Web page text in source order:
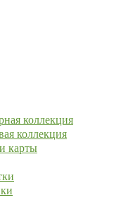
коллекция
коллекция
карты